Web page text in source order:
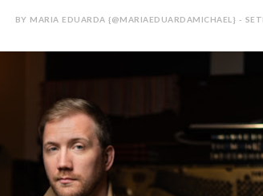
BY MARIA EDUARDA {@MARIAEDUARDAMICHAEL} -